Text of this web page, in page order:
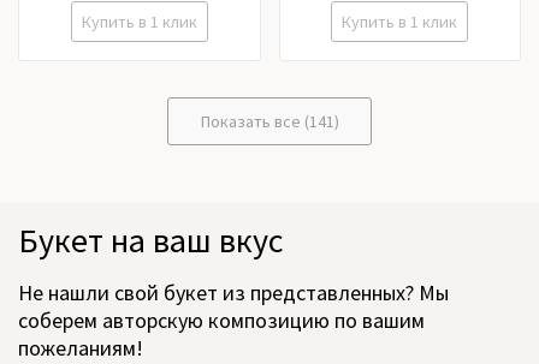
Купить в 1 клик Купить в 1 клик
Показать все (141)
Букет на ваш вкус
Не нашли свой букет из представленных? Мы
соберем авторскую композицию по вашим
пожеланиям!